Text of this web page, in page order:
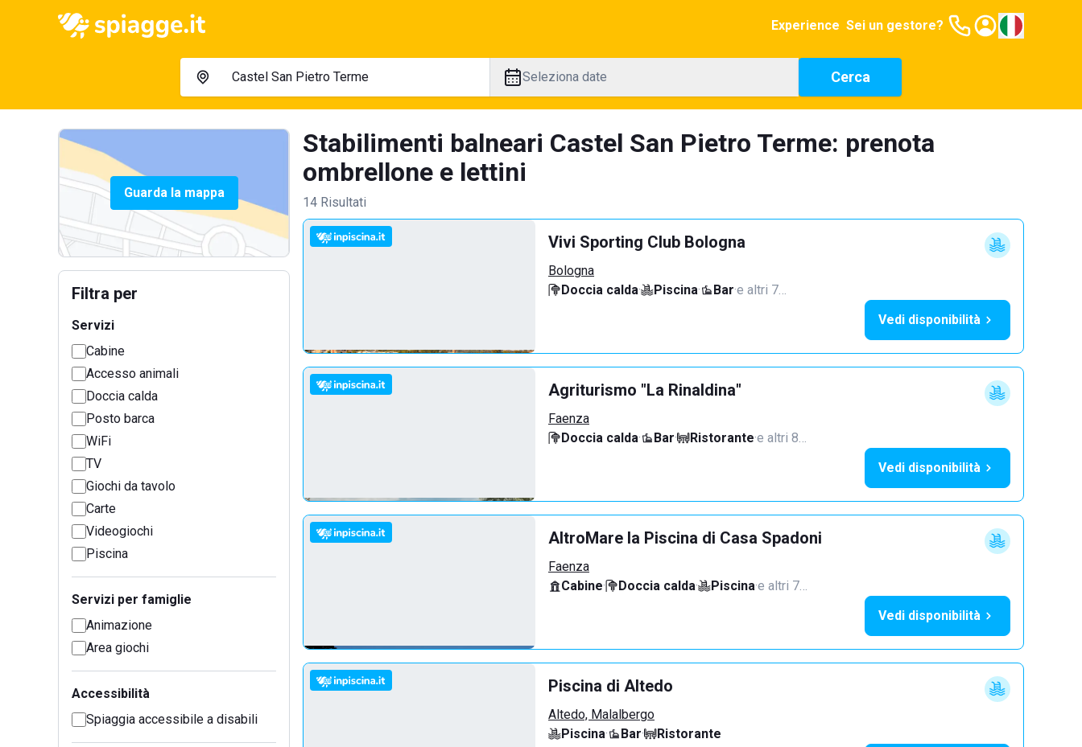
Experience Sei un gestore?
Seleziona date Cerca
Guarda la mappa
Filtra per
Servizi
Cabine
Accesso animali
Doccia calda
Posto barca
WiFi
TV
Giochi da tavolo
Carte
Videogiochi
Piscina
Servizi per famiglie
Animazione
Area giochi
Accessibilità
Spiaggia accessibile a disabili
Stabilimenti balneari Castel San Pietro Terme: prenota
ombrellone e lettini
14 Risultati
Vivi Sporting Club Bologna
Bologna
Doccia calda· Piscina· Bar·e altri 7…
Vedi disponibilità
Agriturismo "La Rinaldina"
Faenza
Doccia calda· Bar· Ristorante·e altri 8…
Vedi disponibilità
AltroMare la Piscina di Casa Spadoni
Faenza
Cabine· Doccia calda· Piscina·e altri 7…
Vedi disponibilità
Piscina di Altedo
Altedo, Malalbergo
Piscina· Bar·
Ristorante